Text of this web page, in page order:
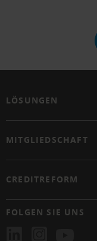
LÖSUNGEN
MITGLIEDSCHAFT
CREDITREFORM
FOLGEN SIE UNS